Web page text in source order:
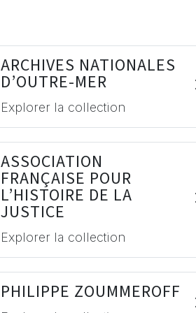
ARCHIVES NATIONALES
D’OUTRE-MER
Explorer la collection
ASSOCIATION
FRANÇAISE POUR
L’HISTOIRE DE LA
JUSTICE
Explorer la collection
PHILIPPE ZOUMMEROFF